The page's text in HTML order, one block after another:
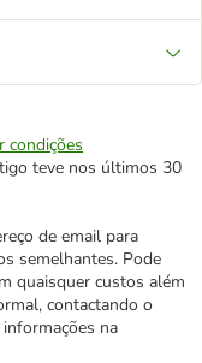
condições
teve nos últimos 30
de email para
semelhantes. Pode
quaisquer custos além
contactando o
na